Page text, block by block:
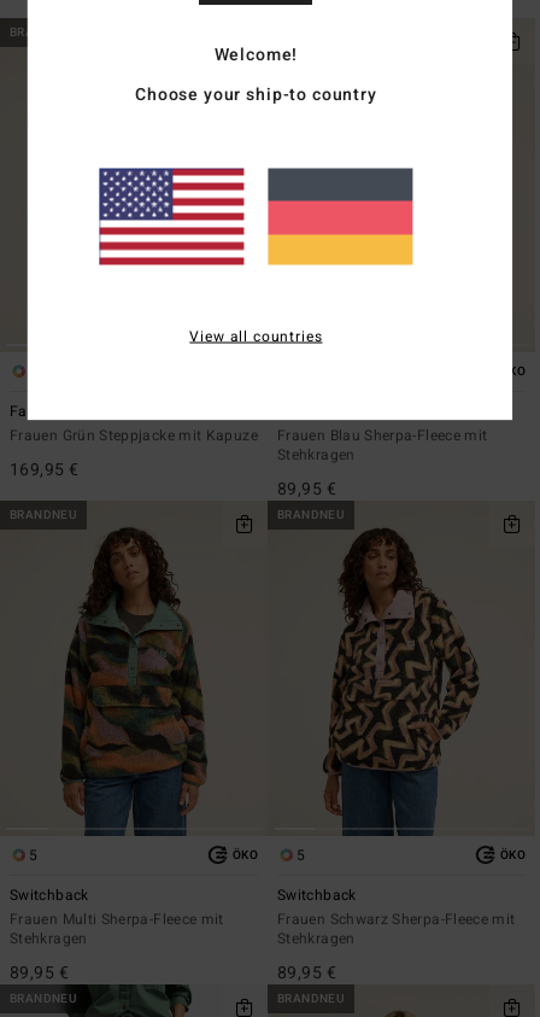
95,95 €
BRANDNEU
Fall Camper
Frauen Grün Steppjacke mit Kapuze
169,95 €
ÖKO
Frauen Blau Sherpa-Fleece mit
Stehkragen
89,95 €
BRANDNEU
5 ÖKO
Switchback
Frauen Multi Sherpa-Fleece mit
Stehkragen
89,95 €
BRANDNEU
5 ÖKO
Switchback
Frauen Schwarz Sherpa-Fleece mit
Stehkragen
89,95 €
BRANDNEU BRANDNEU
Welcome!
Choose your ship-to country
View all countries